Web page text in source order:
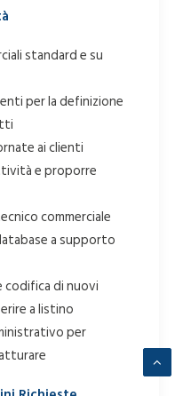
standard e su
per la definizione
ai clienti
e proporre
commerciale
a supporto
codifica di nuovi
a listino
per